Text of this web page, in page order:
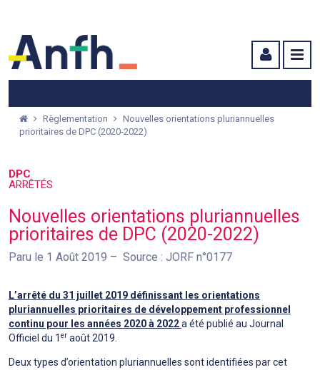
Règlementation
Nouvelles orientations pluriannuelles
prioritaires de DPC (2020-2022)
DPC
ARRÊTÉS
Nouvelles orientations pluriannuelles
prioritaires de DPC (2020-2022)
Paru le 1 Août 2019 Source : JORF n°0177
L’arrêté du 31 juillet 2019 définissant les orientations
pluriannuelles prioritaires de développement professionnel
continu pour les années 2020 à 2022a été publié au Journal
Officiel du 1 er août 2019.
Deux types d’orientation pluriannuelles sont identifiées par cet